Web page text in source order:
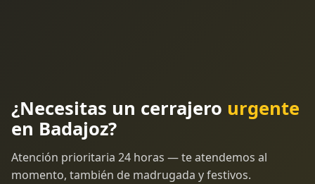
¿Necesitas un cerrajero urgente
en Badajoz?
Atención prioritaria 24 horas — te atendemos al
momento, también de madrugada y festivos.